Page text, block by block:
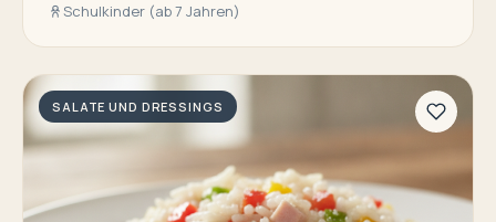
Schulkinder (ab 7 Jahren)
SALATE UND DRESSINGS